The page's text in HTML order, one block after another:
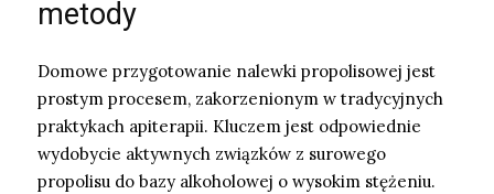
metody
Domowe przygotowanie nalewki propolisowej jest
prostym procesem, zakorzenionym w tradycyjnych
praktykach apiterapii. Kluczem jest odpowiednie
wydobycie aktywnych związków z surowego
propolisu do bazy alkoholowej o wysokim stężeniu.